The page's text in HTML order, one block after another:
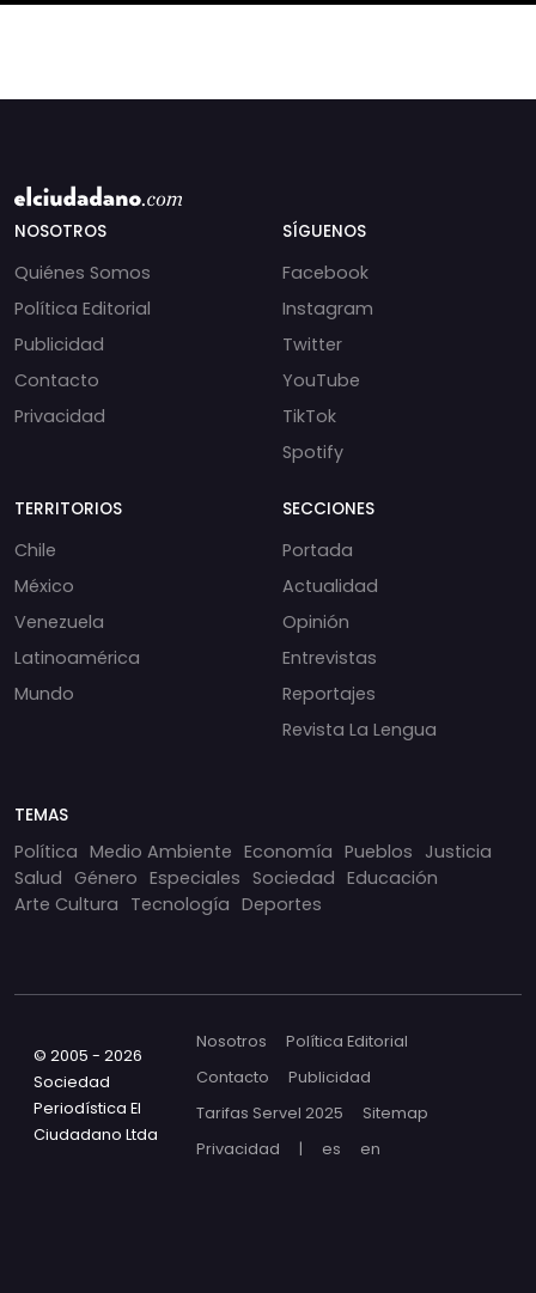
NOSOTROS
Quiénes Somos
Política Editorial
Publicidad
Contacto
Privacidad
SÍGUENOS
Facebook
Instagram
Twitter
YouTube
TikTok
Spotify
TERRITORIOS
Chile
México
Venezuela
Latinoamérica
Mundo
SECCIONES
Portada
Actualidad
Opinión
Entrevistas
Reportajes
Revista La Lengua
TEMAS
Política Medio Ambiente Economía Pueblos Justicia
Salud Género Especiales Sociedad Educación
Arte Cultura Tecnología Deportes
© 2005 - 2026
Sociedad
Periodística El
Ciudadano Ltda
Nosotros
Política Editorial
Contacto
Publicidad
Tarifas Servel 2025
Sitemap
Privacidad
| es en